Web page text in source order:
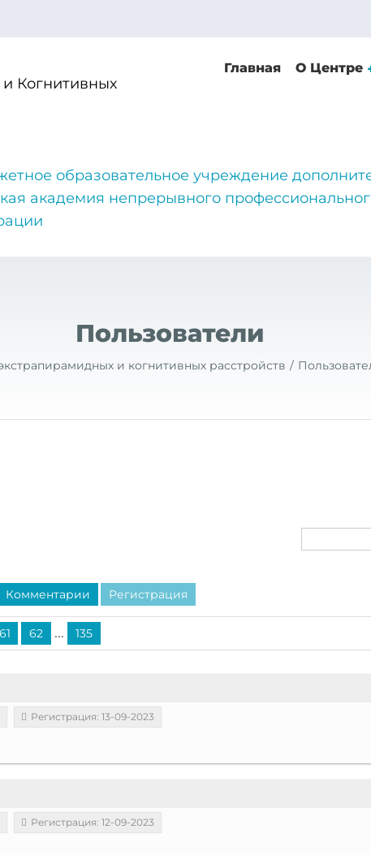
Когнитивных
Главная О Центре
образовательное учреждение
академия непрерывного
Пользователи
и когнитивных расстройств
Комментарии Регистрация
61 62 ... 135
Регистрация: 13-09-2023
Регистрация: 12-09-2023